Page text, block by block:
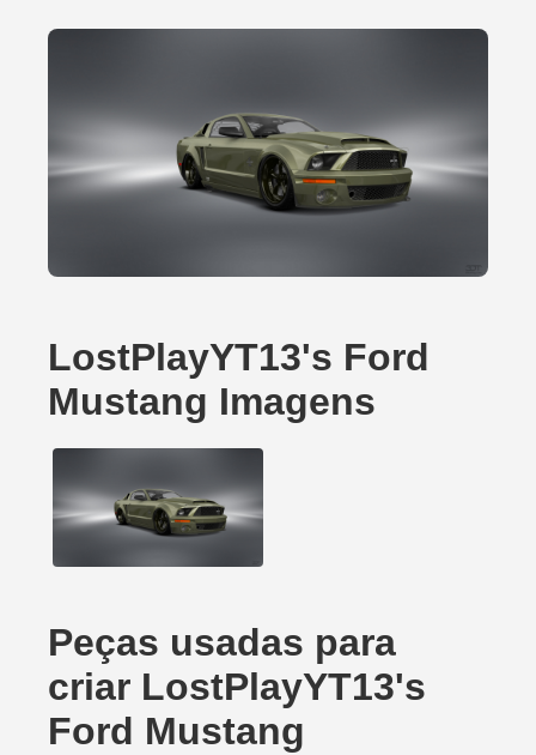
LostPlayYT13's Ford
Mustang Imagens
Peças usadas para
criar LostPlayYT13's
Ford Mustang